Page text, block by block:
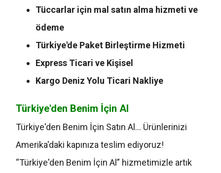
Tüccarlar için mal satın alma hizmeti ve
ödeme
Türkiye'de Paket Birleştirme Hizmeti
Express Ticari ve Kişisel
Kargo Deniz Yolu Ticari Nakliye
Türkiye'den Benim İçin Al
Türkiye'den Benim İçin Satın Al… Ürünlerinizi
Amerika'daki kapınıza teslim ediyoruz!
“Türkiye'den Benim İçin Al” hizmetimizle artık